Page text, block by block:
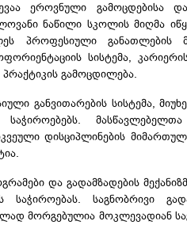
ეროვნული გამოცდებისა
ნაწილი სკოლის მიღმა
პროფესიული განათლების
სისტემა,
გამოცდილება.
განვითარების სისტემა,
მასწავლებელთა
დისციპლინების
და გადამზადების
საგნობრივი
მორგებულია მოკლევადიან